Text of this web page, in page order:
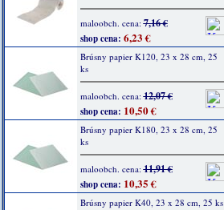
maloobch. cena:7,16 €
shop cena: 6,23 €
Brúsny papier K120, 23 x 28 cm, 25
ks
maloobch. cena:12,07 €
shop cena: 10,50 €
Brúsny papier K180, 23 x 28 cm, 25
ks
maloobch. cena:11,91 €
shop cena: 10,35 €
Brúsny papier K40, 23 x 28 cm, 25 ks